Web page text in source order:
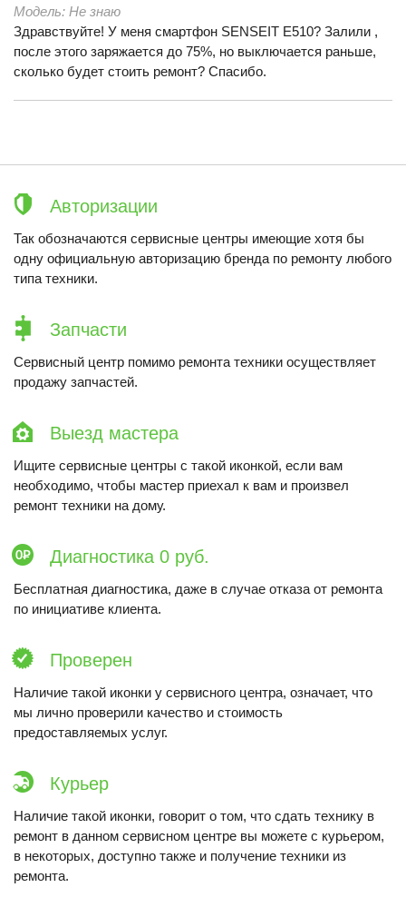
Модель: Не знаю
Здравствуйте! У меня смартфон SENSEIT E510? Залили ,
после этого заряжается до 75%, но выключается раньше,
сколько будет стоить ремонт? Спасибо.
Авторизации
Так обозначаются сервисные центры имеющие хотя бы
одну официальную авторизацию бренда по ремонту любого
типа техники.
Запчасти
Сервисный центр помимо ремонта техники осуществляет
продажу запчастей.
Выезд мастера
Ищите сервисные центры с такой иконкой, если вам
необходимо, чтобы мастер приехал к вам и произвел
ремонт техники на дому.
Диагностика 0 руб.
Бесплатная диагностика, даже в случае отказа от ремонта
по инициативе клиента.
Проверен
Наличие такой иконки у сервисного центра, означает, что
мы лично проверили качество и стоимость
предоставляемых услуг.
Курьер
Наличие такой иконки, говорит о том, что сдать технику в
ремонт в данном сервисном центре вы можете с курьером,
в некоторых, доступно также и получение техники из
ремонта.